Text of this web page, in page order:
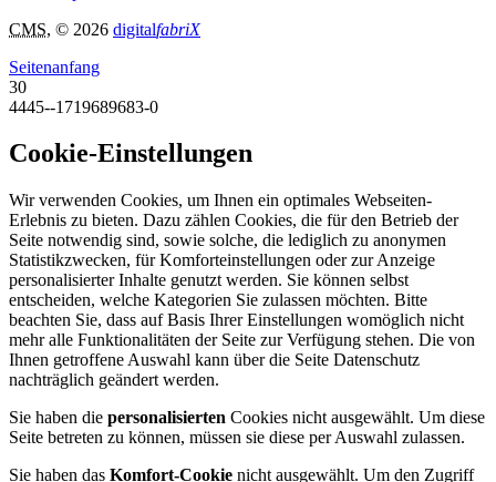
CMS, © 2026 digitalfabriX
Seitenanfang
30
4445--1719689683-0
Cookie-Einstellungen
Wir verwenden Cookies, um Ihnen ein optimales Webseiten-
Erlebnis zu bieten. Dazu zählen Cookies, die für den Betrieb der
Seite notwendig sind, sowie solche, die lediglich zu anonymen
Statistikzwecken, für Komforteinstellungen oder zur Anzeige
personalisierter Inhalte genutzt werden. Sie können selbst
entscheiden, welche Kategorien Sie zulassen möchten. Bitte
beachten Sie, dass auf Basis Ihrer Einstellungen womöglich nicht
mehr alle Funktionalitäten der Seite zur Verfügung stehen. Die von
Ihnen getroffene Auswahl kann über die Seite Datenschutz
nachträglich geändert werden.
Sie haben die personalisierten Cookies nicht ausgewählt. Um diese
Seite betreten zu können, müssen sie diese per Auswahl zulassen.
Sie haben das Komfort-Cookie nicht ausgewählt. Um den Zugriff